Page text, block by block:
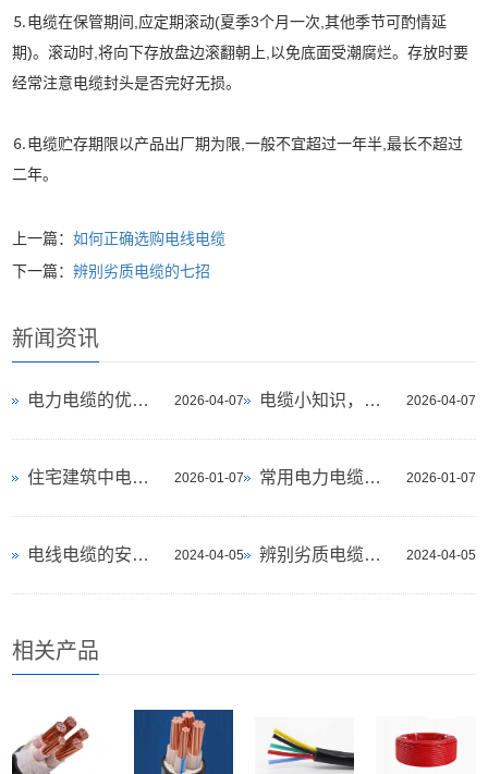
⒌电缆在保管期间,应定期滚动(夏季3个月一次,其他季节可酌情延
期)。滚动时,将向下存放盘边滚翻朝上,以免底面受潮腐烂。存放时要
经常注意电缆封头是否完好无损。
⒍电缆贮存期限以产品出厂期为限,一般不宜超过一年半,最长不超过
二年。
上一篇：如何正确选购电线电缆
下一篇：辨别劣质电缆的七招
新闻资讯
2026-04-07
电力电缆的优缺点有哪些？ 2026-04-07
电缆小知识，为什么电缆不能“贪便宜”
2026-01-07
住宅建筑中电线电缆的选型及敷设要求 2026-01-07
常用电力电缆类型有哪些？
2024-04-05
电线电缆的安装与施工的相关注意事项 2024-04-05
辨别劣质电缆的七招
相关产品